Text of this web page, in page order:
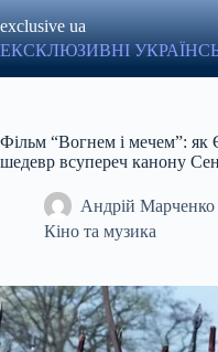
до
вмісту
exclusive ua
ЕКСКЛЮЗИВНІ
Фільм “Вогнем і мечем”:
шедевр всупереч канону
Андрій Марченко
Кіно та музика